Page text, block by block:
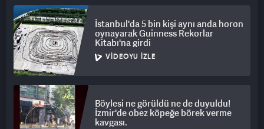
İstanbul'da 5 bin kişi aynı anda horon
oynayarak Guinness Rekorlar
Kitabı'na girdi
VIDEOYU İZLE
Böylesi ne görüldü ne de duyuldu!
İzmir'de obez köpeğe börek verme
kavgası.